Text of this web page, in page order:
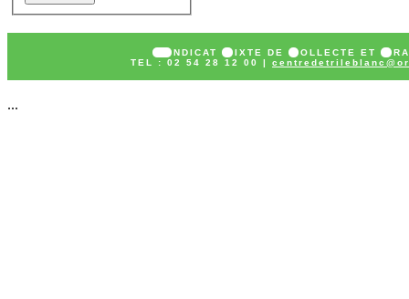
SY NDICAT MIXTE DE COLLECTE ET T
TEL : 02 54 28 12 00 |
...